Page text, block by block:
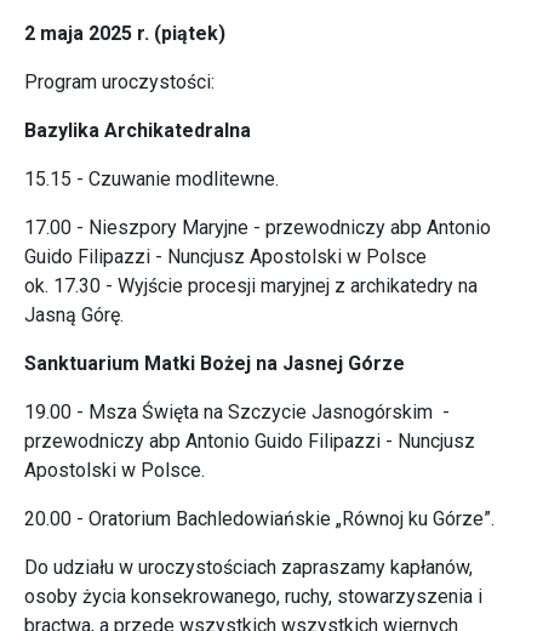
2 maja 2025 r. (piątek)
Program uroczystości:
Bazylika Archikatedralna
15.15 - Czuwanie modlitewne.
17.00 - Nieszpory Maryjne - przewodniczy abp Antonio
Guido Filipazzi - Nuncjusz Apostolski w Polsce
ok. 17.30 - Wyjście procesji maryjnej z archikatedry na
Jasną Górę.
Sanktuarium Matki Bożej na Jasnej Górze
19.00 - Msza Święta na Szczycie Jasnogórskim -
przewodniczy abp Antonio Guido Filipazzi - Nuncjusz
Apostolski w Polsce.
20.00 - Oratorium Bachledowiańskie „Równoj ku Górze”.
Do udziału w uroczystościach zapraszamy kapłanów,
osoby życia konsekrowanego, ruchy, stowarzyszenia i
bractwa, a przede wszystkich wszystkich wiernych.